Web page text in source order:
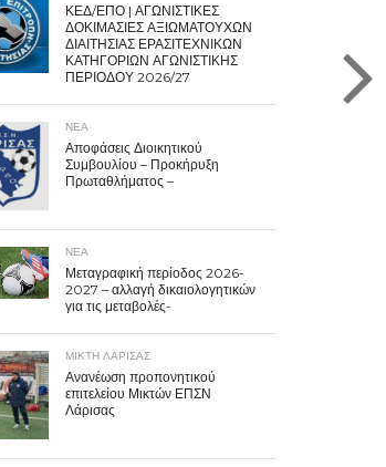
ΚΕΔ/ΕΠΟ | ΑΓΩΝΙΣΤΙΚΕΣ
ΔΟΚΙΜΑΣΙΕΣ ΑΞΙΩΜΑΤΟΥΧΩΝ
ΔΙΑΙΤΗΣΙΑΣ ΕΡΑΣΙΤΕΧΝΙΚΩΝ
ΚΑΤΗΓΟΡΙΩΝ ΑΓΩΝΙΣΤΙΚΗΣ
ΠΕΡΙΟΔΟΥ 2026/27
ΝΕΑ
Αποφάσεις Διοικητικού
Συμβουλίου – Προκήρυξη
Πρωταθλήματος –
ΝΕΑ
Μεταγραφική περίοδος 2026-
2027 – αλλαγή δικαιολογητικών
για τις μεταβολές-
ΜΙΚΤΗ ΛΑΡΙΣΑΣ
Ανανέωση προπονητικού
επιτελείου Μικτών ΕΠΣΝ
Λάρισας